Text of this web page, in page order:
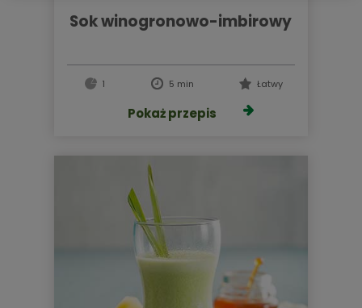
sok winogronowo-imbirowy
1 5 min Łatwy
Pokaż przepis